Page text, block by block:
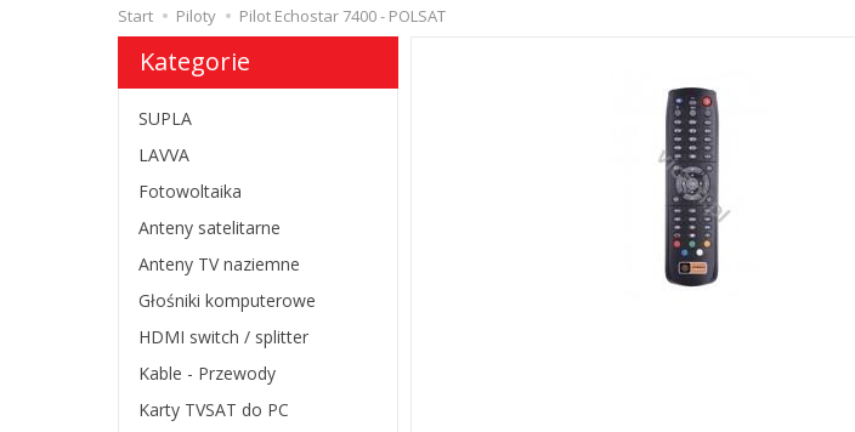
Start Piloty Pilot Echostar 7400 - POLSAT
Kategorie
SUPLA
LAVVA
Fotowoltaika
Anteny satelitarne
Anteny TV naziemne
Głośniki komputerowe
HDMI switch / splitter
Kable - Przewody
Karty TVSAT do PC